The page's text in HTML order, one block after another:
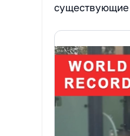
существующие